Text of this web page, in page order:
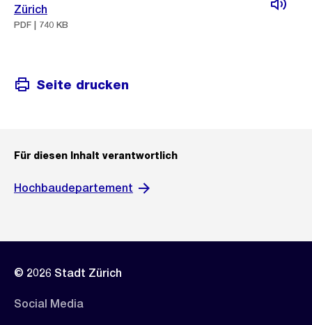
Zürich
PDF | 740 KB
Seite drucken
Für diesen Inhalt verantwortlich
Hochbaudepartement
© 2026 Stadt Zürich
Social Media